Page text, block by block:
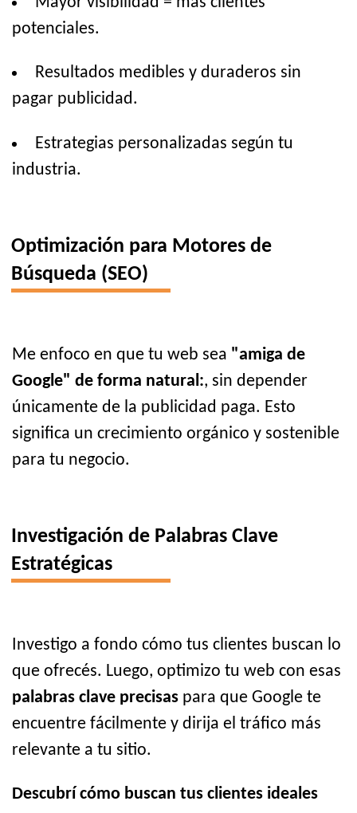
potenciales.
Resultados medibles y duraderos sin
pagar publicidad.
Estrategias personalizadas según tu
industria.
Optimización para Motores de
Búsqueda (SEO)
Me enfoco en que tu web sea "amiga de
Google" de forma natural:, sin depender
únicamente de la publicidad paga. Esto
significa un crecimiento orgánico y sostenible
para tu negocio.
Investigación de Palabras Clave
Estratégicas
Investigo a fondo cómo tus clientes buscan lo
que ofrecés. Luego, optimizo tu web con esas
palabras clave precisas para que Google te
encuentre fácilmente y dirija el tráfico más
relevante a tu sitio.
Descubrí cómo buscan tus clientes ideales